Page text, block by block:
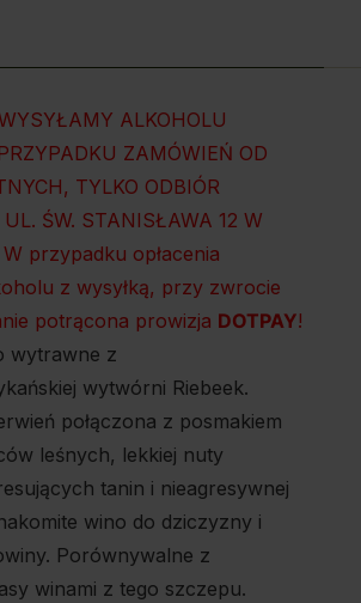
ALKOHOLU
ZAMÓWIEŃ OD
TYLKO ODBIÓR
ŚW. STANISŁAWA 12 W
przypadku opłacenia
z wysyłką, przy zwrocie
potrącona prowizja DOTPAY!
wytrawne z
wytwórni Riebeek.
połączona z posmakiem
leśnych, lekkiej nuty
tanin i nieagresywnej
wino do dziczyzny i
Porównywalne z
winami z tego szczepu.